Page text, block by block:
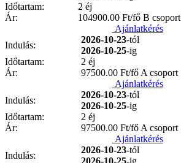
Időtartam:
2 éj
Ár:
104900.00 Ft/fő B csoport
Ajánlatkérés
Indulás:
2026-10-23-tól
2026-10-25-ig
Időtartam:
2 éj
Ár:
97500.00 Ft/fő A csoport
Ajánlatkérés
Indulás:
2026-10-23-tól
2026-10-25-ig
Időtartam:
2 éj
Ár:
97500.00 Ft/fő A csoport
Ajánlatkérés
Indulás:
2026-10-23-tól